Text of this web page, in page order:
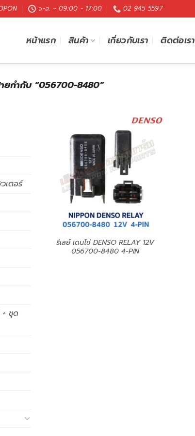
จ-ส. ~ 09:00 - 17:00 02 945 5597
หน้าแรก สินค้า เกี่ยวกับเรา ติดต่อเรา
ยกำกับ “056700-8480”
เตอร์
ชุด
รีเลย์ เดนโซ่ DENSO RELAY 12V
056700-8480 4-PIN